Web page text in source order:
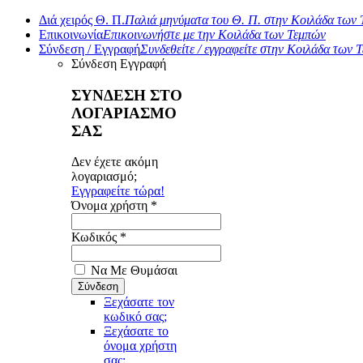
Διά χειρός Θ. Π.Παλιά μηνύματα του Θ. Π. στην Κοιλάδα των
ΕπικοινωνίαΕπικοινωνήστε με την Κοιλάδα των Τεμπών
Σύνδεση / ΕγγραφήΣυνδεθείτε / εγγραφείτε στην Κοιλάδα των
Σύνδεση Εγγραφή
ΣΥΝΔΕΣΗ ΣΤΟ
ΛΟΓΑΡΙΑΣΜΟ
ΣΑΣ
Δεν έχετε ακόμη
λογαριασμό;
Εγγραφείτε τώρα!
Όνομα χρήστη *
Κωδικός *
Να Με Θυμάσαι
Ξεχάσατε τον
κωδικό σας;
Ξεχάσατε το
όνομα χρήστη